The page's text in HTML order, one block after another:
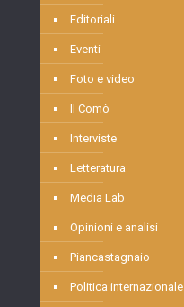
Editoriali
Eventi
Foto e video
Il Comò
Interviste
Letteratura
Media Lab
Opinioni e analisi
Piancastagnaio
Politica internazionale